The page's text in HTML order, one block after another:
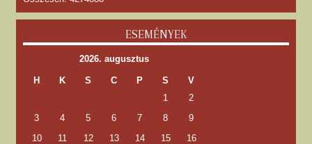
ESEMÉNYEK
2026. augusztus
H K S C P S V
1
2
3
4 5 6 7 8
9
10
11 12 13 14 15
16